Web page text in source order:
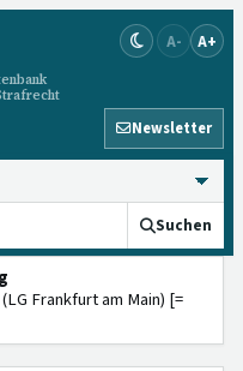
A- A+
Newsletter
Suchen
Frankfurt am Main) [=